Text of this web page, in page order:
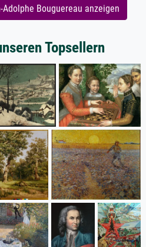
Bouguereau anzeigen
Topsellern